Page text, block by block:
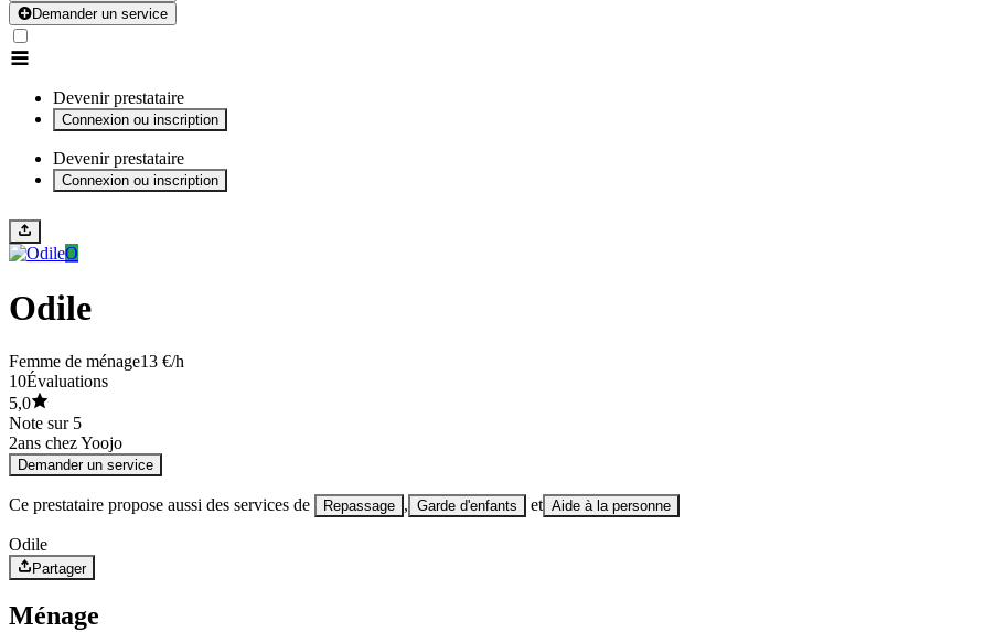
Demander un service
Devenir prestataire
Connexion ou inscription
Devenir prestataire
Connexion ou inscription
O
Odile
Femme de ménage13 €/h
10Évaluations
5,0
Note sur 5
2ans chez Yoojo
Demander un service
Ce prestataire propose aussi des services de Repassage , Garde d'enfants et Aide à la personne
Odile
Partager
Ménage